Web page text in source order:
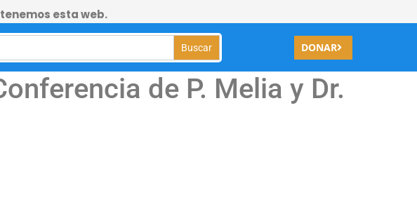
esta web.
DONAR
de P. Melia y Dr.